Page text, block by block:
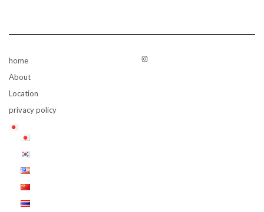
home
About
Location
privacy policy
Instagram